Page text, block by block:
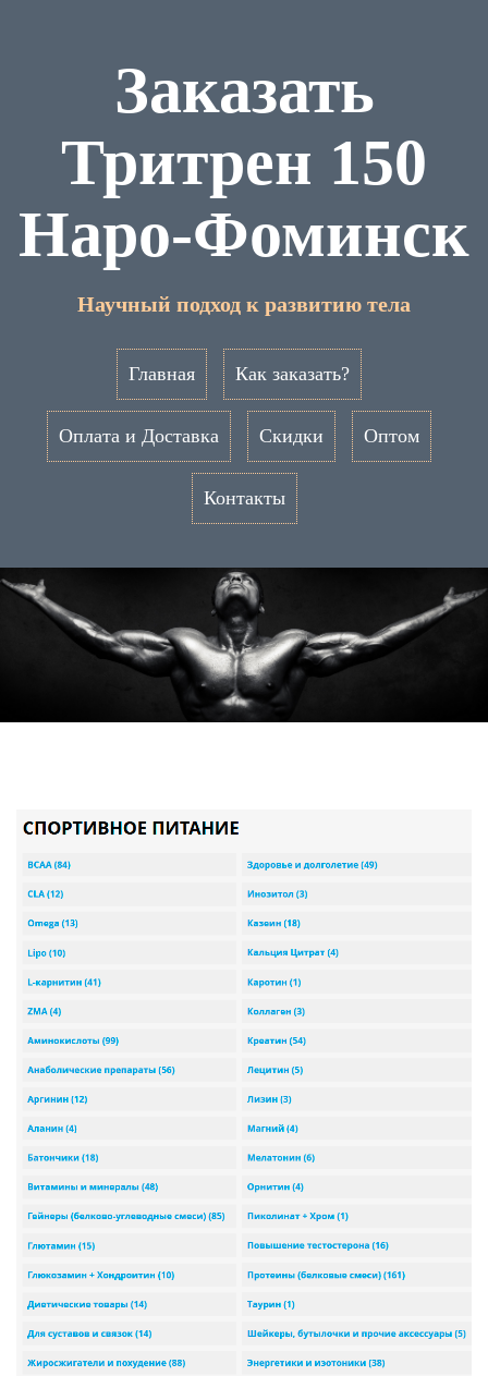
Заказать
Тритрен 150
Наро-Фоминск
Научный подход к развитию тела
Главная Как заказать?
Оплата и Доставка Скидки Оптом
Контакты